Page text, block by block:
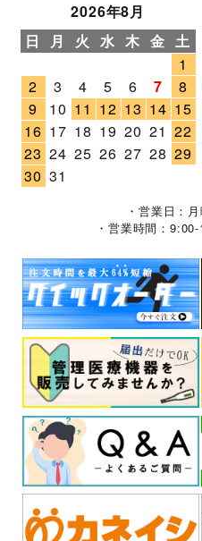
2026年8月
日
月 火 水 木 金 土
1
2
3 4 5 6 7
8
9
10 11 12 13 14 15
16 17 18 19 20 21 22
23 24 25 26 27 28 29
30 31
・営業日：
・営業時間：